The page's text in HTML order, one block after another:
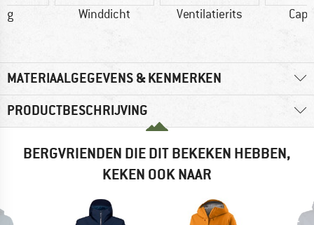
g Winddicht Ventilatierits
MATERIAALGEGEVENS & KENMERKEN
PRODUCTBESCHRIJVING
BERGVRIENDEN DIE DIT BEKEKEN HEBBEN,
KEKEN OOK NAAR